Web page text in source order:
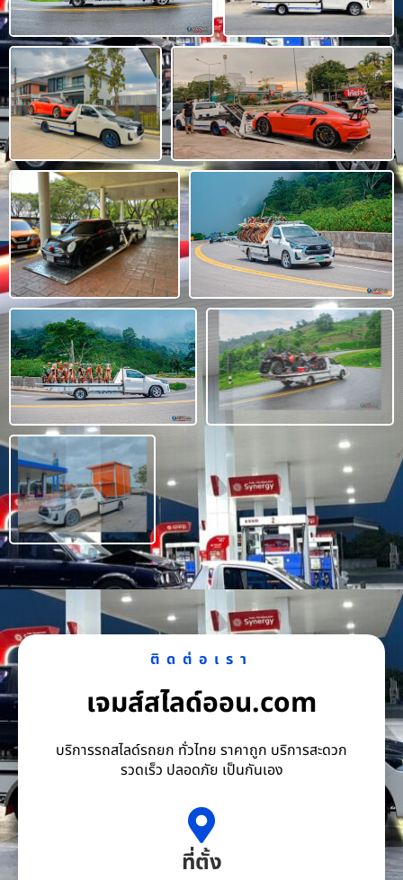
ติดต่อเรา
เจมส์สไลด์ออน.com
บริการรถสไลด์รถยก ทั่วไทย ราคาถูก บริการสะดวก
รวดเร็ว ปลอดภัย เป็นกันเอง
ที่ตั้ง